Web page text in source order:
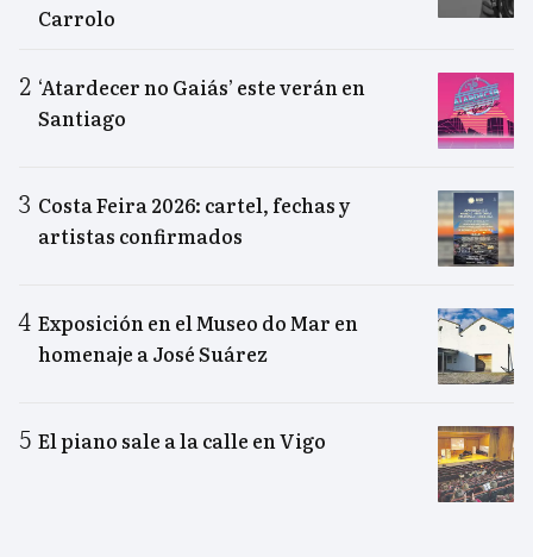
Carrolo
‘Atardecer no Gaiás’ este verán en
Santiago
Costa Feira 2026: cartel, fechas y
artistas confirmados
Exposición en el Museo do Mar en
homenaje a José Suárez
El piano sale a la calle en Vigo